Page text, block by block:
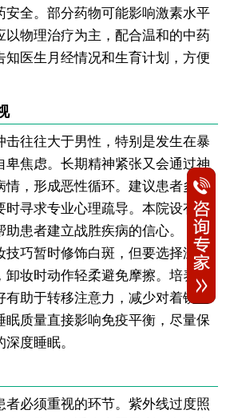
安全。部分药物可能影响激素水平
以物理治疗为主，配合温和的中药
知医生月经情况和生育计划，方便
击往往大于男性，特别是发生在暴
卑焦虑。长期精神紧张又会通过神
情，形成恶性循环。建议患者多与
时寻求专业心理疏导。本院设有心
患者建立战胜疾病的信心。
日常
技巧暂时修饰白斑，但要选择温和
妆时动作轻柔避免摩擦。培养绘
助于转移注意力，减少对着镜子
眠质量直接影响免疫平衡，尽量保
度睡眠。
者必须重视的环节。紫外线过度照